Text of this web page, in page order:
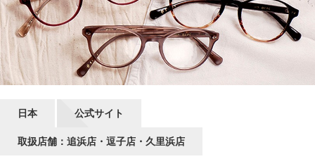
ギャラリー
コラム
日本 公式サイト
取扱店舗：追浜店・逗子店・久里浜店